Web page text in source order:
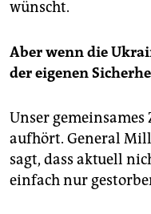
wünscht.
Aber wenn die
der eigenen
Unser gemeinsames
aufhört. General
sagt, dass aktuell
einfach nur